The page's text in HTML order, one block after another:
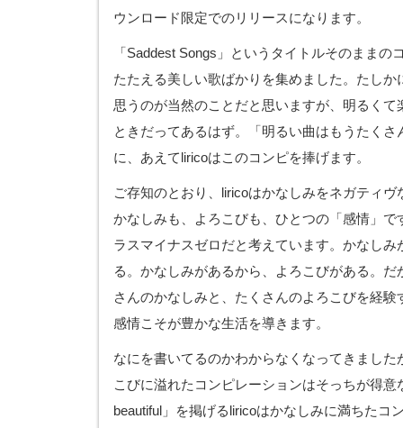
ウンロード限定でのリリースになります。
「Saddest Songs」というタイトルそのままの
たたえる美しい歌ばかりを集めました。たし
思うのが当然のことだと思いますが、明るく
ときだってあるはず。「明るい曲はもうたく
に、あえてliricoはこのコンピを捧げます。
ご存知のとおり、liricoはかなしみをネガティ
かなしみも、よろこびも、ひとつの「感情」で
ラスマイナスゼロだと考えています。かなしみ
る。かなしみがあるから、よろこびがある。
さんのかなしみと、たくさんのよろこびを経
感情こそが豊かな生活を導きます。
なにを書いてるのかわからなくなってきまし
こびに溢れたコンピレーションはそっちが得意
beautiful」を掲げるliricoはかなしみに満ちたコ